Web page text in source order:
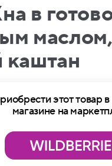
в
этот товар
магазине на